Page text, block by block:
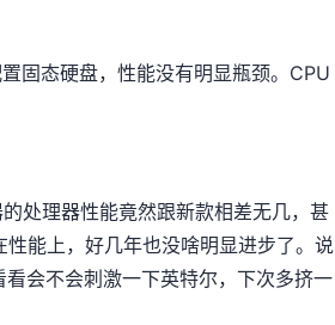
固态硬盘，性能没有明显瓶颈。CPU
处理器性能竟然跟新款相差无几，甚
能上，好几年也没啥明显进步了。说
会不会刺激一下英特尔，下次多挤一